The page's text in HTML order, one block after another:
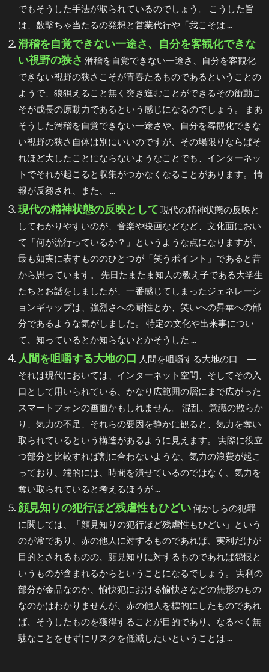
でもそうした手法が取られているのでしょう。 こうした旨
は、数撃ちゃ当たるの発想と営業代行や「我こそは ...
滑稽を自覚できない一途さ、自分を客観化できな
い視野の狭さ 滑稽を自覚できない一途さ、自分を客観化
できない視野の狭さこそが青春たるものであるということの
ようで、狼狽えること無く突き進むことができるその衝動こ
そが成長の原動力であるという感じになるのでしょう。 まあ
そうした滑稽を自覚できない一途さや、自分を客観化できな
い視野の狭さ自体は別にいいのですが、その場限りならばそ
れほど大したことにならないようなことでも、インターネッ
トでそれが起こると収集がつかなくなることがあります。 情
報が反芻され、また、 ...
現代の精神状態の反映として 現代の精神状態の反映と
してわかりやすいのが、音楽や映画などなど、文化面におい
て「何が流行っているか？」というような点になりますが、
最も如実に表すもののひとつが「笑うポイント」であると昔
から思っています。 先日たまたま知人の教え子である大学生
たちとお話をしましたが、一番感じてしまったジェネレーシ
ョンギャップは、強烈さへの耐性とか、笑いへの昇華への部
分であるような気がしました。 特定の文化や出来事につい
て、知っているとか知らないとかそうした ...
人間を咀嚼する大地の口 人間を咀嚼する大地の口 ―
それは現代においては、インターネット空間、そしてその入
口として用いられている、かなり広範囲の層にまで広がった
スマートフォンの画面かもしれません。 混乱、意識の散らか
り、気力の不足、それらの要因を静かに観ると、気力を奪い
取られているという構造があるように見えます。 実際に役立
つ部分と比較すれば割に合わないような、気力の浪費が起こ
っており、端的には、時間を潰せているのではなく、気力を
奪い取られていると考えるほうが ...
顔見知りの犯行ほど残虐性もひどい何かしらの犯罪
に関しては、「顔見知りの犯行ほど残虐性もひどい」という
のが常であり、赤の他人に対するものであれば、実利だけが
目的とされるものの、顔見知りに対するものであれば怨恨と
いうものが含まれるからということになるでしょう。 実利の
部分が金品なのか、愉快犯における愉快さなどの無形のもの
なのかはわかりませんが、赤の他人を標的にしたものであれ
ば、そうしたものを獲得することが目的であり、なるべく無
駄なことをせずにリスクを低減したいということは ...